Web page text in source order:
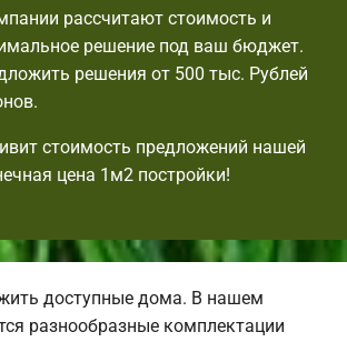
рассчитают стоимость и
решение под ваш бюджет.
решения от 500 тыс. Рублей
стоимость предложений нашей
цена 1м2 постройки!
доступные дома. В нашем
разнообразные комплектации